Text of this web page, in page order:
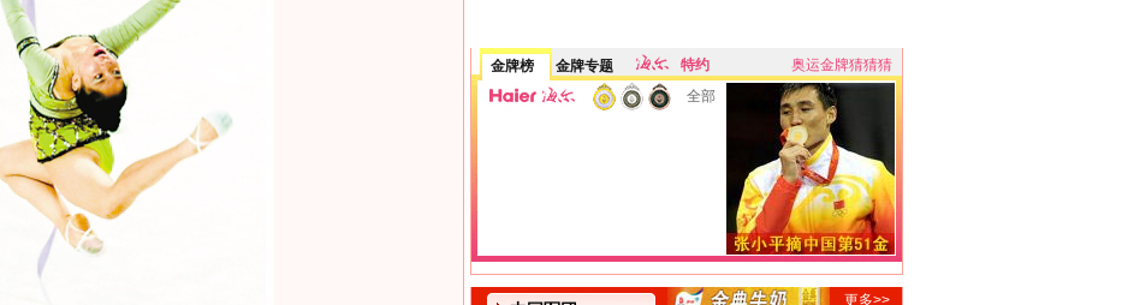
金牌榜 金牌专题 特约
奥运金牌猜猜猜
全部
更多>>